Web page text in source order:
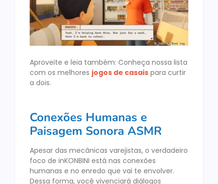
Aproveite e leia também: Conheça nossa lista
com os melhores jogos de casais para curtir
a dois.
Conexões Humanas e
Paisagem Sonora ASMR
Apesar das mecânicas varejistas, o verdadeiro
foco de inKONBINI está nas conexões
humanas e no enredo que vai te envolver.
Dessa forma, você vivenciará diálogos